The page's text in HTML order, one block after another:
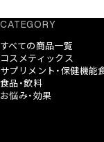
CATEGORY
すべての商品一覧
コスメティックス
サプリメント・保健機能
食品・飲料
お悩み・効果